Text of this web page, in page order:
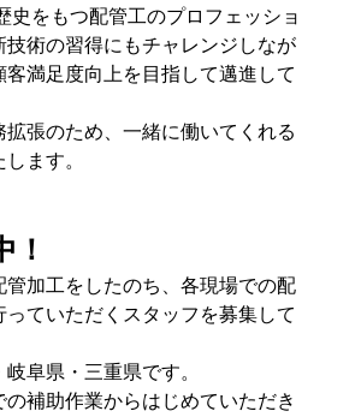
史をもつ配管工のプロフェッショ
技術の習得にもチャレンジしなが
客満足度向上を目指して邁進して
拡張のため、一緒に働いてくれる
ます。
！
管加工をしたのち、各現場での配
っていただくスタッフを募集して
阜県・三重県です。
の補助作業からはじめていただき